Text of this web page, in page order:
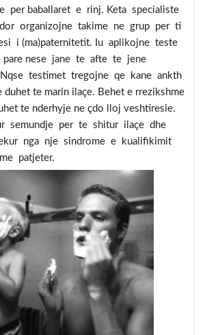
per baballaret e rinj. Keta specialiste
organizojne takime ne grup per ti
i (ma)paternitetit. Iu aplikojne teste
pare nese jane te afte te jene
testimet tregojne qe kane ankth
duhet te marin ilaçe. Behet e rrezikshme
te nderhyje ne çdo lloj veshtiresie.
semundje per te shitur ilaçe dhe
nga nje sindrome e kualifikimit
patjeter.